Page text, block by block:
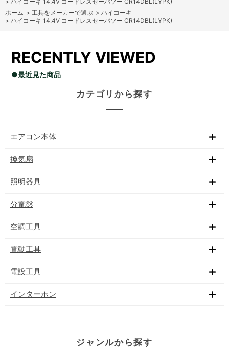
ホーム > 工具をメーカーで選ぶ > ハイコーキ
> ハイコーキ 14.4V コードレスセーバソー CR14DBL(LYPK)
RECENTLY VIEWED
●最近見た商品
カテゴリから探す
エアコン本体
換気扇
照明器具
分電盤
空調工具
電動工具
電設工具
インターホン
ジャンルから探す